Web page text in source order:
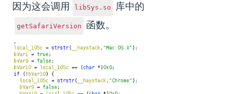
因为这会调用
libSys.so 库中的
getSafariVersion 函数。